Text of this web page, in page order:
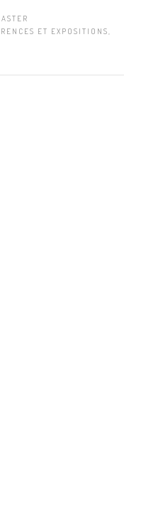
ET EXPOSITIONS